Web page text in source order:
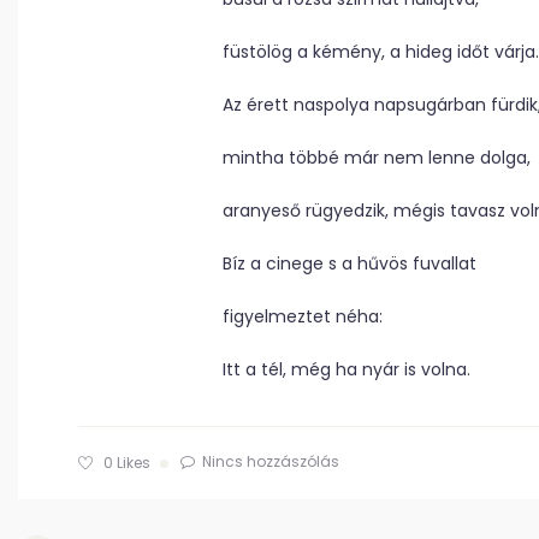
füstölög a kémény, a hideg időt várja.
Az érett naspolya napsugárban
mintha többé már nem lenne dolga,
aranyeső rügyedzik, mégis tavasz
Bíz a cinege s a hűvös fuvallat
figyelmeztet néha:
Itt a tél, még ha nyár is volna.
0 Likes Nincs hozzászólás